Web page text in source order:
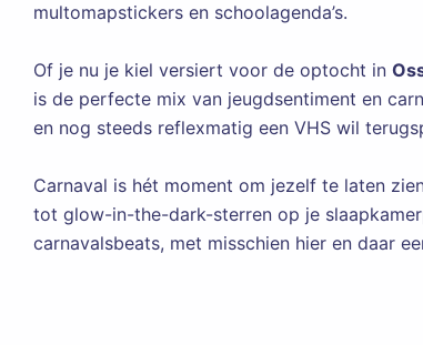
multomapstickers en schoolagenda’s.
Of je nu je kiel versiert voor de optocht in
is de perfecte mix van jeugdsentiment en
en nog steeds reflexmatig een VHS wil
Carnaval is hét moment om jezelf te laten
tot glow-in-the-dark-sterren op je
carnavalsbeats, met misschien hier en daar